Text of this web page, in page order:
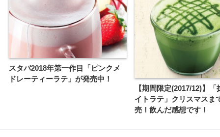
スタバ2018年第一作目「ピンクメ
ドレーティーラテ」が発売中！
【期間限定(2017/12)】「
イトラテ」クリスマスま
売！飲んだ感想です！